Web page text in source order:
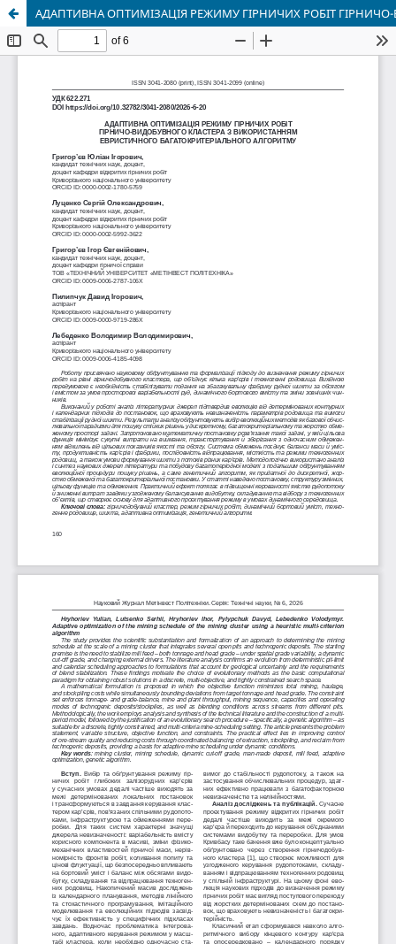
АДАПТИВНА ОПТИМІЗАЦІЯ РЕЖИМУ ГІРНИЧИХ РОБІТ